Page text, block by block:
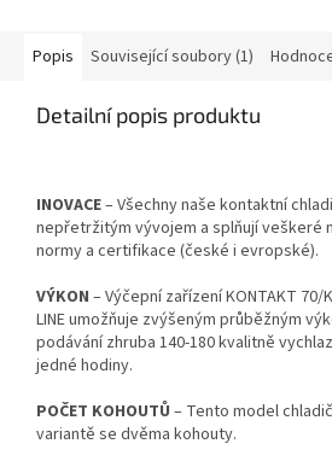
Popis Související soubory (1)
Detailní popis produktu
INOVACE– Všechny naše kontaktní
nepřetržitým vývojem a splňují veškeré
normy a certifikace (české i evropské).
VÝKON – Výčepní zařízení KONTAKT 70/
LINE umožňuje zvýšeným průběžným
podávání zhruba 140-180 kvalitně
jedné hodiny.
POČET KOHOUTŮ – Tento model
variantě se dvěma kohouty.